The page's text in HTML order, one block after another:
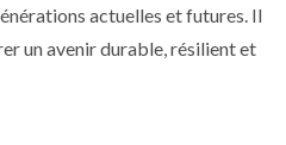
actuelles et futures. Il
un avenir durable, résilient et